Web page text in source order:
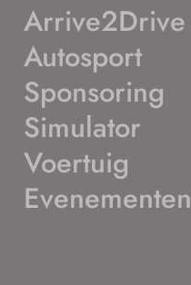
Arrive2Drive
Autosport
Sponsoring
Simulator
Voertuig
Evenementen